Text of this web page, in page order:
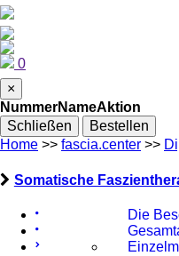
0
×
NummerNameAktion
Schließen
Bestellen
Home >> fascia.center >>
Somatische
Die